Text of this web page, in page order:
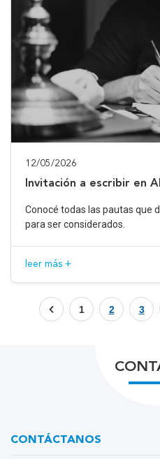
12/05/2026
Invitación a escribir en
Conocé todas las pautas que
para ser considerados.
leer más +
1 2 3
CONTÁCTANOS